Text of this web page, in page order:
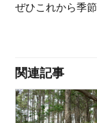
ぜひこれから季
関連記事